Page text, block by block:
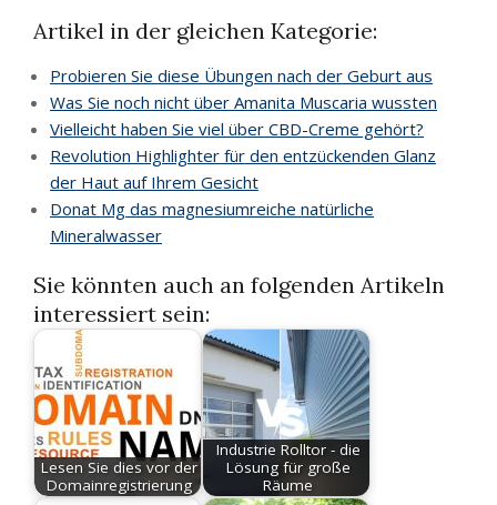
Artikel in der gleichen Kategorie:
Probieren Sie diese Übungen nach der Geburt aus
Was Sie noch nicht über Amanita Muscaria wussten
Vielleicht haben Sie viel über CBD-Creme gehört?
Revolution Highlighter für den entzückenden Glanz
der Haut auf Ihrem Gesicht
Donat Mg das magnesiumreiche natürliche
Mineralwasser
Sie könnten auch an folgenden Artikeln
interessiert sein:
Lesen Sie dies vor der
Domainregistrierung
Industrie Rolltor - die
Lösung für große
Räume